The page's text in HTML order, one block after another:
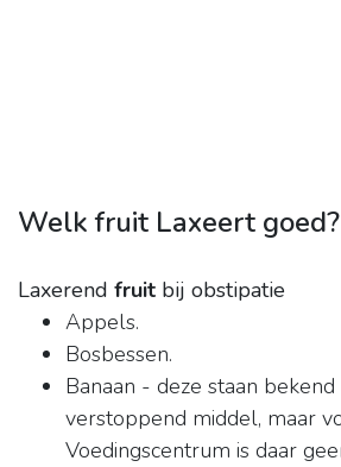
Welk fruit Laxeert goed?
Laxerend fruit bij obstipatie
Appels.
Bosbessen.
Banaan - deze staan
verstoppend middel, maar
Voedingscentrum is daar